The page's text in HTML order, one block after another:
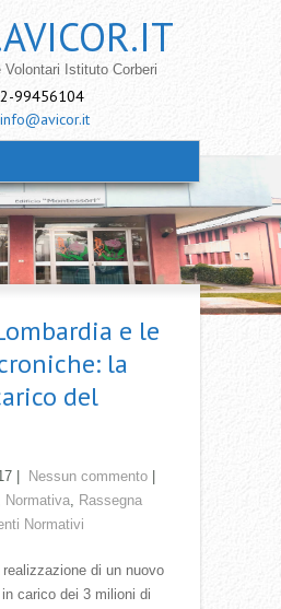
Istituto Corberi
99456104
info@avicor.it
e le
la
del
Nessun commento
Normativa, Rassegna
Normativi
realizzazione di un nuovo
carico dei 3 milioni di